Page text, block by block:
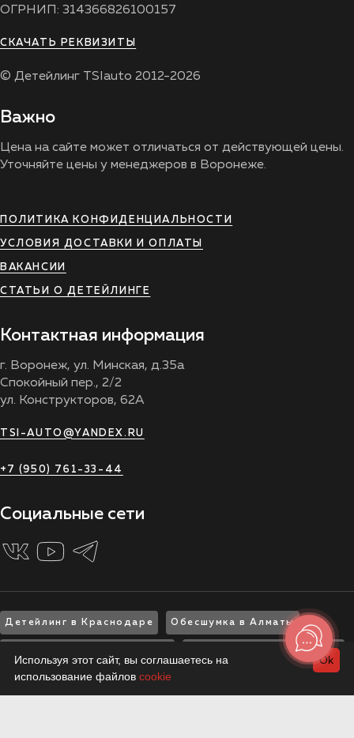
ОГРНИП: 314366826100157
СКАЧАТЬ РЕКВИЗИТЫ
© Детейлинг TSIauto 2012-2026
Важно
Цена на сайте может отличаться от действующей цены.
Уточняйте цены у менеджеров в Воронеже.
ПОЛИТИКА КОНФИДЕНЦИАЛЬНОСТИ
УСЛОВИЯ ДОСТАВКИ И ОПЛАТЫ
ВАКАНСИИ
СТАТЬИ О ДЕТЕЙЛИНГЕ
Контактная информация
г. Воронеж, ул. Минская, д.35а
Спокойный пер., 2/2
ул. Конструкторов, 62А
TSI-AUTO@YANDEX.RU
+7 (950) 761-33-44
Социальные сети
Детейлинг в Краснодаре Обесшумка в Алматы
Шумоизоляция в Ростове
Шумоизоляция в Рязани Шумоизоляция в Туле
Ok
Используя этот сайт, вы соглашаетесь на
использование файлов cookie